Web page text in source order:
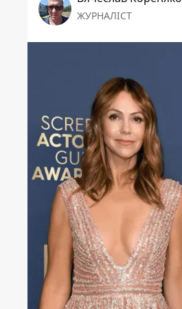
ЖУРНАЛІСТ